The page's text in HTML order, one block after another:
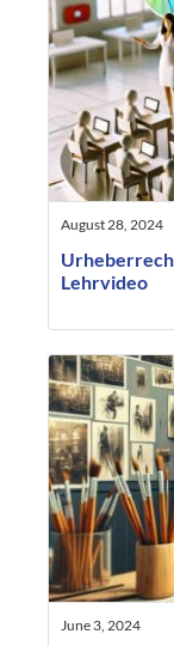
August 28, 2024
Lehrvideo
June 3, 2024